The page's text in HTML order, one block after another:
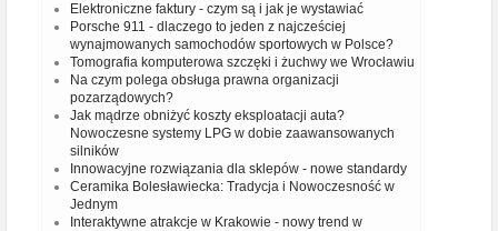
Elektroniczne faktury - czym są i jak je wystawiać
Porsche 911 - dlaczego to jeden z najcześciej
wynajmowanych samochodów sportowych w Polsce?
Tomografia komputerowa szczęki i żuchwy we Wrocławiu
Na czym polega obsługa prawna organizacji
pozarządowych?
Jak mądrze obniżyć koszty eksploatacji auta?
Nowoczesne systemy LPG w dobie zaawansowanych
silników
Innowacyjne rozwiązania dla sklepów - nowe standardy
Ceramika Bolesławiecka: Tradycja i Nowoczesność w
Jednym
Interaktywne atrakcje w Krakowie - nowy trend w